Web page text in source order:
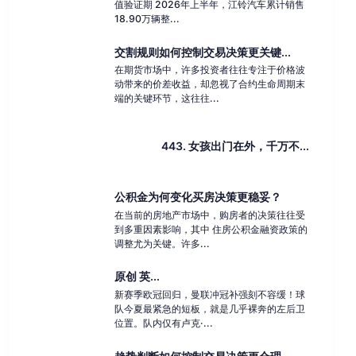
值验证期 2026年上半年，江铃汽车累计销售
18.90万辆整...
交割规则如何控制交易决策更关键...
在期货市场中，许多投资者往往专注于价格波
动带来的价差收益，却忽视了合约生命周期末
端的关键环节，这往往...
443. 女孩出门在外，千万不...
公积金为何变化买房决策更稳妥？
在当前的房地产市场中，购房者的决策往往受
到多重因素影响，其中 住房公积金融资政策的
调整尤为关键。许多...
原创 英...
新赛季欧冠回归，曼联冲冠补强刻不容缓！球
队今夏最紧急的短板，就是几乎裸奔的左后卫
位置。队内仅有卢克·...